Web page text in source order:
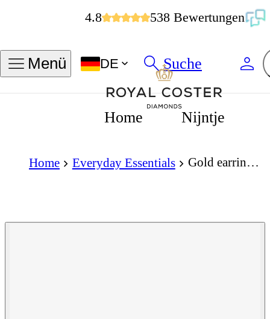
4.8 538 Bewertungen
Menü DE Suche
Home Nijntje
Home Everyday Essentials